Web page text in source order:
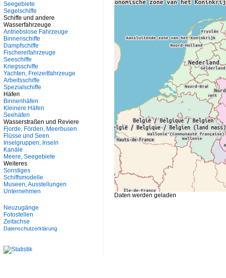
Daten werden geladen
Seegebiete
Segelschiffe
Schiffe und andere
Wasserfahrzeuge
Antriebslose Fahrzeuge
Binnenschiffe
Dampfschiffe
Fischereifahrzeuge
Seeschiffe
Kriegsschiffe
Yachten, Freizeitfahrzeuge
Arbeitsschiffe
Spezialschiffe
Häfen
Binnenhäfen
Kleinere Häfen
Seehäfen
Wasserstraßen und Reviere
Fjorde, Förden, Meerbusen
Flüsse und Seen
Inselgruppen, Inseln
Kanäle
Meere, Seegebiete
Weiteres
Sonstiges
Schiffsmodelle
Museen, Ausstellungen
Unternehmen
Neuzugänge
Fotostellen
Zeitachse
Datenschutzerklärung